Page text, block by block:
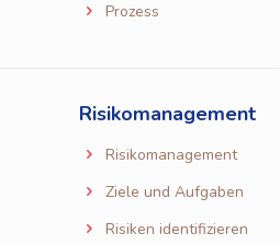
Prozess
Risikomanagement
Risikomanagement
Ziele und Aufgaben
Risiken identifizieren